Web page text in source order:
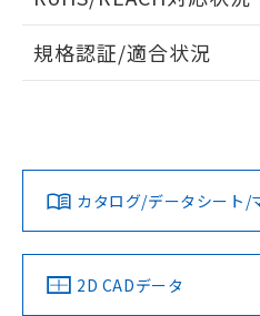
ドすることができます。
ログイン/
ダウンロードデータをご利用い
みください。
ソフトウェアの使用条件
EU RoHS 注意事項・凡例
対応済み
中国 RoHS 注意事項・凡例
規格認証/適合状況
カタログ/データシート/
2D CADデータ
物質の対応では、対応
荷製品に未対応品が混
欄に対応日を記載して